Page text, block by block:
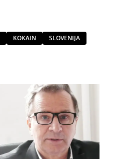
KOKAIN SLOVENIJA